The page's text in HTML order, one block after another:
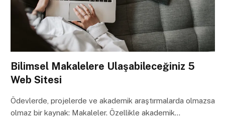
Bilimsel Makalelere Ulaşabileceğiniz 5
Web Sitesi
Ödevlerde, projelerde ve akademik araştırmalarda olmazsa
olmaz bir kaynak: Makaleler. Özellikle akademik…